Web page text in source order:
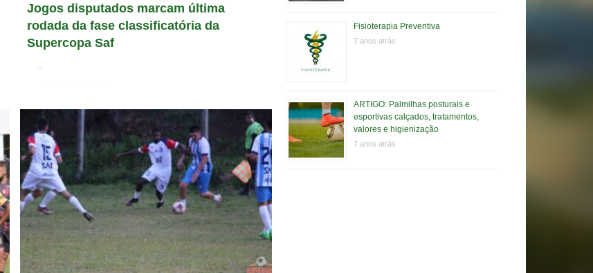
Jogos disputados marcam última
rodada da fase classificatória da
Supercopa Saf
Fisioterapia Preventiva
7 anos atrás
ARTIGO: Palmilhas posturais e
esportivas calçados, tratamentos,
valores e higienização
7 anos atrás